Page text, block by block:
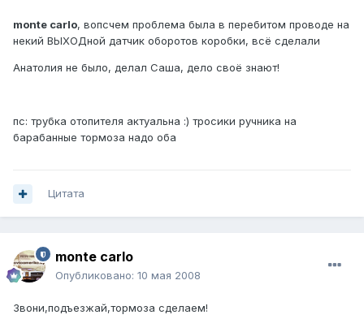
monte carlo, вопсчем проблема была в перебитом проводе на
некий ВЫХОДной датчик оборотов коробки, всё сделали
Анатолия не было, делал Саша, дело своё знают!
пс: трубка отопителя актуальна :) тросики ручника на
барабанные тормоза надо оба
Цитата
monte carlo
Опубликовано: 10 мая 2008
Звони,подъезжай,тормоза сделаем!